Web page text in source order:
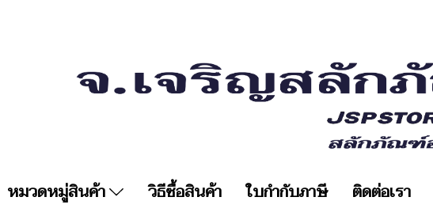
หมวดหมู่สินค้า วิธีซื้อสินค้า ใบกำกับภาษี ติดต่อเรา